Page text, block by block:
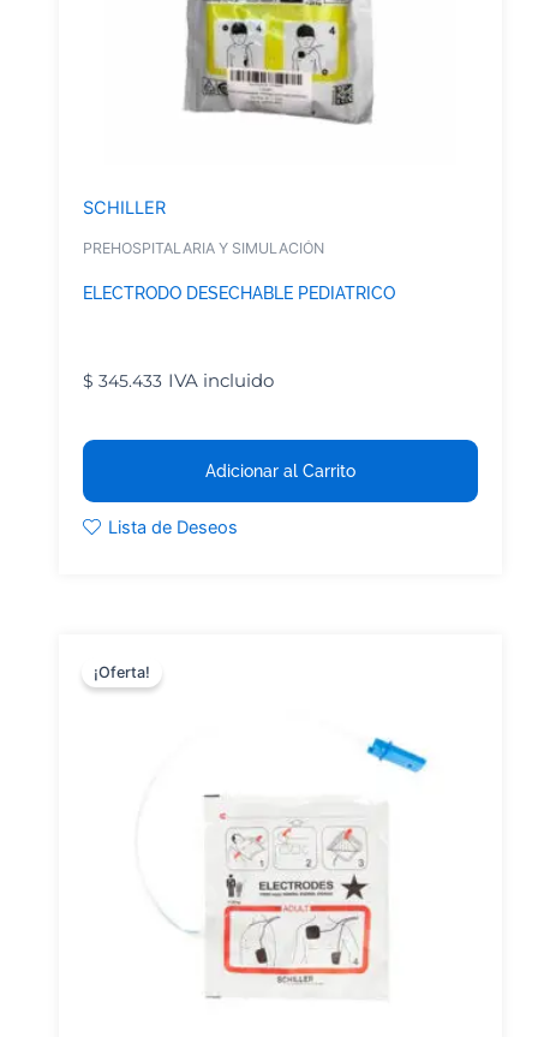
SCHILLER
PREHOSPITALARIA Y SIMULACIÓN
ELECTRODO DESECHABLE PEDIATRICO
$ 345.433 IVA incluido
Adicionar al Carrito
Lista de Deseos
¡Oferta!